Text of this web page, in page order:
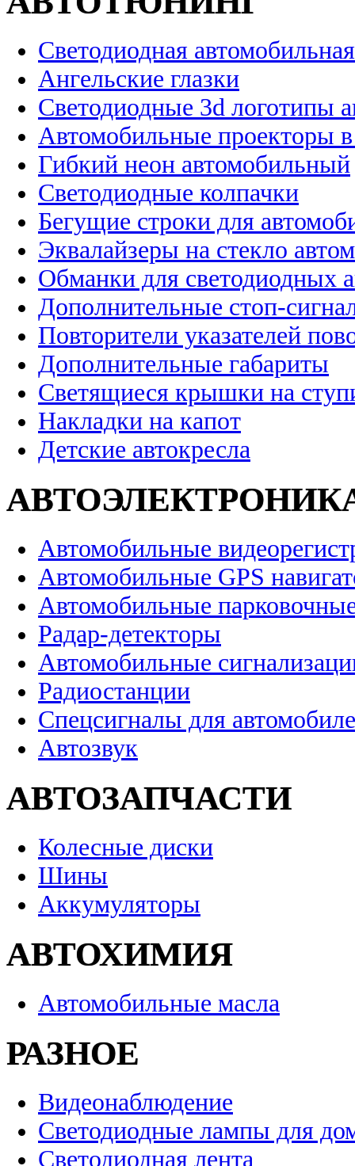
Светодиодная
Ангельские глазки
Светодиодные 3d логотипы
Автомобильные проекторы
Гибкий неон автомобильный
Светодиодные колпачки
Бегущие строки для
Эквалайзеры на стекло
Обманки для светодиодных
Дополнительные стоп-
Повторители указателей
Дополнительные габариты
Светящиеся крышки на
Накладки на капот
Детские автокресла
Автомобильные
Автомобильные GPS
Автомобильные
Радар-детекторы
Автомобильные
Радиостанции
Спецсигналы для
Автозвук
АВТОЗАПЧАСТИ
Колесные диски
Шины
Аккумуляторы
АВТОХИМИЯ
Автомобильные масла
РАЗНОЕ
Видеонаблюдение
Светодиодные лампы для
Светодиодная лента